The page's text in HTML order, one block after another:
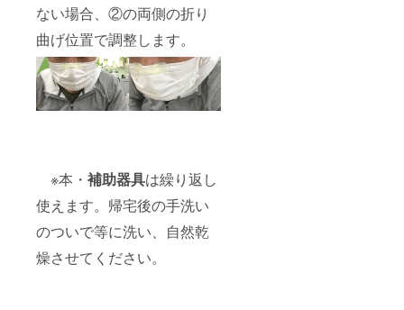
ない場合、②の両側の折り
曲げ位置で調整します。
※本・ 補助器具は繰り返し
使えます。帰宅後の手洗い
のついで等に洗い、自然乾
燥させてください。